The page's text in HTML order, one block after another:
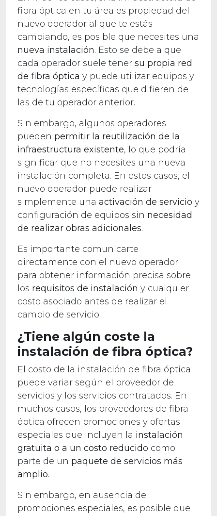
fibra óptica en tu área es propiedad del
nuevo operador al que te estás
cambiando, es posible que necesites una
nueva instalación. Esto se debe a que
cada operador suele tener su propia red
de fibra óptica y puede utilizar equipos y
tecnologías específicas que difieren de
las de tu operador anterior.
Sin embargo, algunos operadores
pueden permitir la reutilización de la
infraestructura existente, lo que podría
significar que no necesites una nueva
instalación completa. En estos casos, el
nuevo operador puede realizar
simplemente una activación de servicio y
configuración de equipos sin necesidad
de realizar obras adicionales.
Es importante comunicarte
directamente con el nuevo operador
para obtener información precisa sobre
los requisitos de instalación y cualquier
costo asociado antes de realizar el
cambio de servicio.
¿Tiene algún coste la
instalación de fibra óptica?
El costo de la instalación de fibra óptica
puede variar según el proveedor de
servicios y los servicios contratados. En
muchos casos, los proveedores de fibra
óptica ofrecen promociones y ofertas
especiales que incluyen la instalación
gratuita o a un costo reducido como
parte de un paquete de servicios más
amplio.
Sin embargo, en ausencia de
promociones especiales, es posible que